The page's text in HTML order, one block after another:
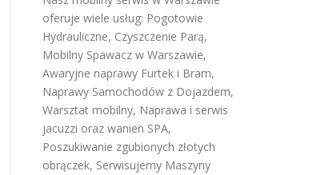
oferuje wiele usług: Pogotowie
Hydrauliczne, Czyszczenie Parą,
Mobilny Spawacz w Warszawie,
Awaryjne naprawy Furtek i Bram,
Naprawy Samochodów z Dojazdem,
Warsztat mobilny, Naprawa i serwis
jacuzzi oraz wanien SPA,
Poszukiwanie zgubionych złotych
obrączek, Serwisujemy Maszyny